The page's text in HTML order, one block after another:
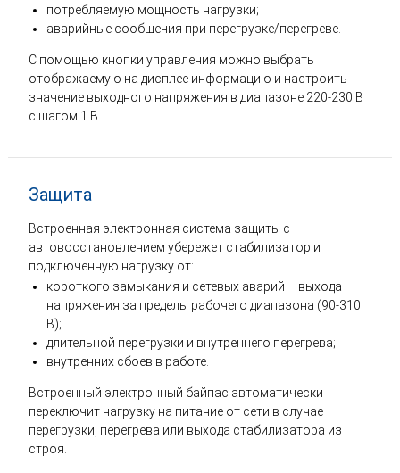
потребляемую мощность нагрузки;
аварийные сообщения при перегрузке/перегреве.
С помощью кнопки управления можно выбрать
отображаемую на дисплее информацию и настроить
значение выходного напряжения в диапазоне 220-230 В
с шагом 1 В.
Защита
Встроенная электронная система защиты с
автовосстановлением убережет стабилизатор и
подключенную нагрузку от:
короткого замыкания и сетевых аварий – выхода
напряжения за пределы рабочего диапазона (90-310
В);
длительной перегрузки и внутреннего перегрева;
внутренних сбоев в работе.
Встроенный электронный байпас автоматически
переключит нагрузку на питание от сети в случае
перегрузки, перегрева или выхода стабилизатора из
строя.